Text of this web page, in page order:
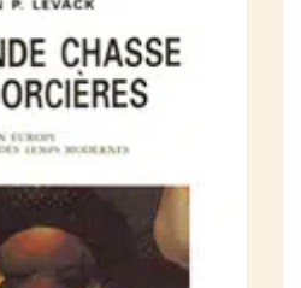
de la chasse aux sorcières